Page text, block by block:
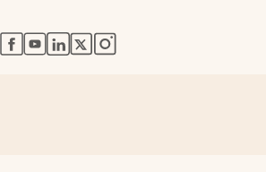
abre en nueva pestaña
abre en nueva pestaña
abre en nueva pestaña
abre en nueva pestaña
abre en nueva pestaña